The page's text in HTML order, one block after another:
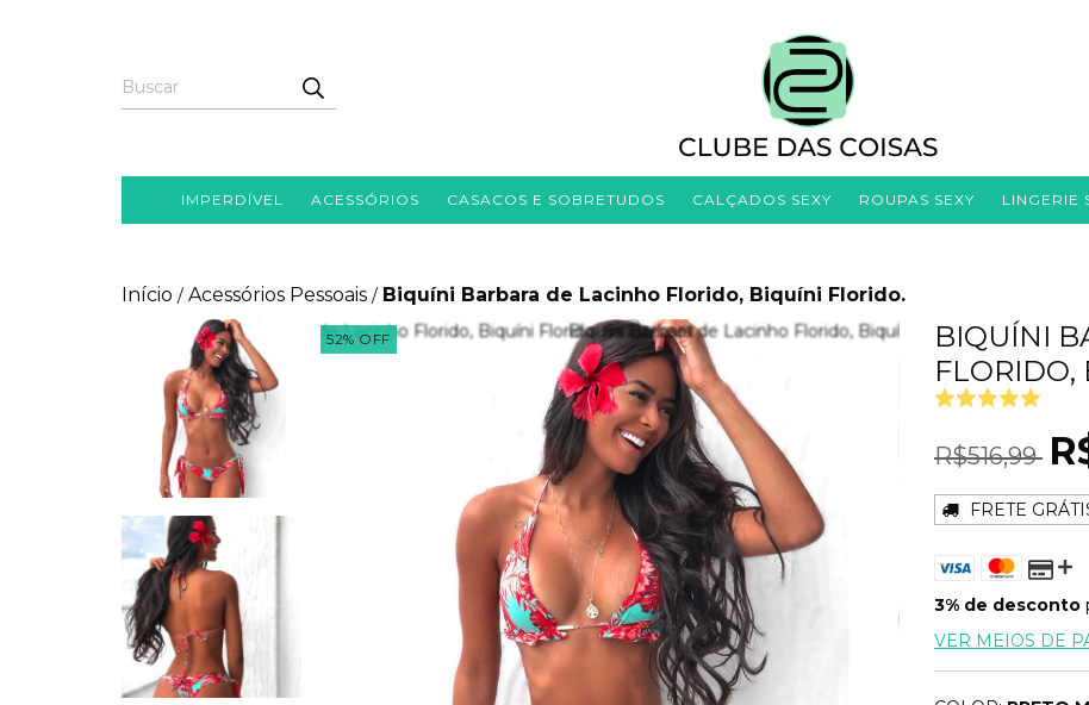
IMPERDÍVEL ACESSÓRIOS CASACOS E SOBRETUDOS CALÇADOS SEXY ROUPAS SEXY LINGERIE
Início / Acessórios Pessoais / Biquíni Barbara de Lacinho Florido, Biquíni Florido.
52% OFF
BIQUÍNI
FLORIDO,
R$516,99
FRETE
3% de desconto
VER MEIOS DE